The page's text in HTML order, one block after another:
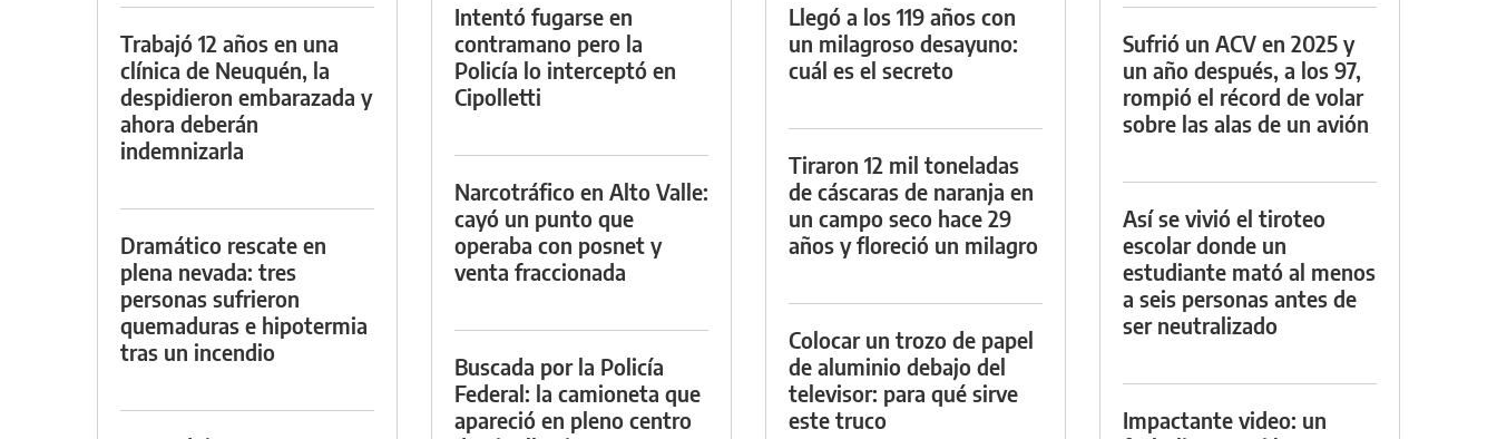
Trabajó 12 años en una
clínica de Neuquén, la
despidieron embarazada y
ahora deberán
indemnizarla
Dramático rescate en
plena nevada: tres
personas sufrieron
quemaduras e hipotermia
tras un incendio
Intentó fugarse en
contramano pero la
Policía lo interceptó en
Cipolletti
Narcotráfico en Alto Valle:
cayó un punto que
operaba con posnet y
venta fraccionada
Buscada por la Policía
Federal: la camioneta que
apareció en pleno centro
Llegó a los 119 años con
un milagroso desayuno:
cuál es el secreto
Tiraron 12 mil toneladas
de cáscaras de naranja en
un campo seco hace 29
años y floreció un milagro
Colocar un trozo de papel
de aluminio debajo del
televisor: para qué sirve
este truco
Sufrió un ACV en 2025 y
un año después, a los 97,
rompió el récord de volar
sobre las alas de un avión
Así se vivió el tiroteo
escolar donde un
estudiante mató al menos
a seis personas antes de
ser neutralizado
Impactante video: un